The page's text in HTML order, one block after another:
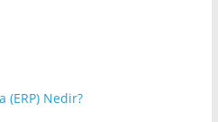
(ERP) Nedir?